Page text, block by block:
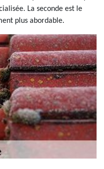
La seconde est le
plus abordable.